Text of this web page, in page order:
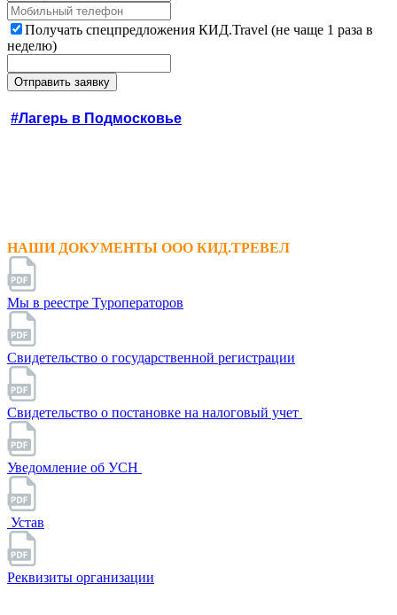
Получать спецпредложения КИД.Travel (не чаще 1 раза в
неделю)
#Лагерь в Подмосковье
НАШИ ДОКУМЕНТЫ ООО КИД.ТРЕВЕЛ
Мы в реестре Туроператоров
Свидетельство о государственной регистрации
Свидетельство о постановке на налоговый учет
Уведомление об УСН
Устав
Реквизиты организации